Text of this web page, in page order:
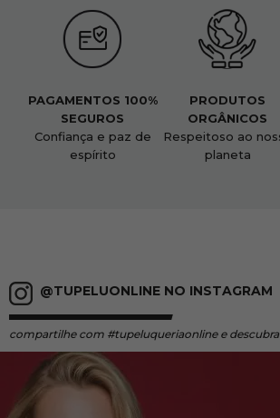
PAGAMENTOS 100%
SEGUROS
Confiança e paz de
espírito
PRODUTOS
ORGÂNICOS
Respeitoso ao
planeta
@TUPELUONLINE NO INSTAGRAM
compartilhe com #tupeluqueriaonline e